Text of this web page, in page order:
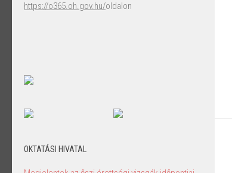
https://o365.oh.gov.hu/oldalon
OKTATÁSI HIVATAL